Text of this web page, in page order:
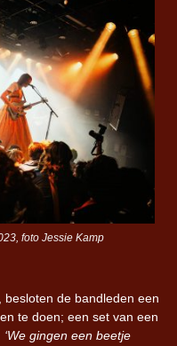
foto Jessie Kamp
de bandleden een
te doen; een set van een
‘We gingen een beetje